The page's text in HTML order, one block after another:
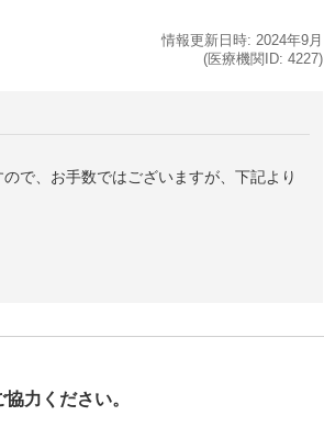
情報更新日時: 2024年9月
(医療機関ID: 4227)
で、お手数ではございますが、下記より
力ください。